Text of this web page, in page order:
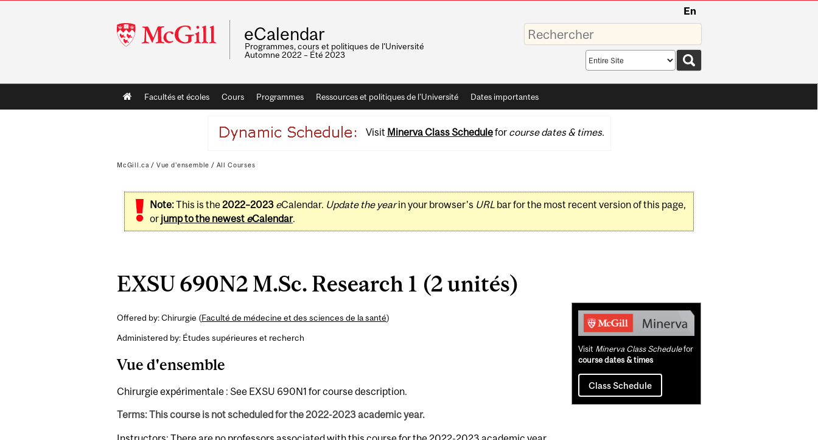
McGill
University
En
eCalendar
Programmes, cours et politiques de l'Université
Automne 2022 – Été 2023
Saisissez
vos
mots-
Search
scope
Main
navigation
Facultés et écoles Cours Programmes Ressources et politiques de l'Université Dates importantes
Visit Minerva Class Schedulefor course dates & times.
McGill.ca / Vue d'ensemble / All Courses
Note:This is the2022–2023 eCalendar. Update the yearin your browser's URLbar for the most recent version of this page,
or jump to the newest eCalendar.
EXSU 690N2 M.Sc. Research 1 (2 unités)
Offered by: Chirurgie (Faculté de médecine et des sciences de la santé)
Administered by: Études supérieures et recherch
Vue d'ensemble
Chirurgie expérimentale : See EXSU 690N1 for course description.
Terms: This course is not scheduled for the 2022-2023 academic year.
Related
Content
Visit Minerva Class Schedulefor
course dates & times
Class Schedule